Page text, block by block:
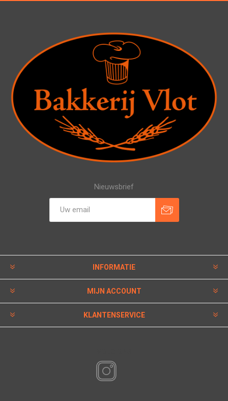
Nieuwsbrief
INFORMATIE
MIJN ACCOUNT
KLANTENSERVICE